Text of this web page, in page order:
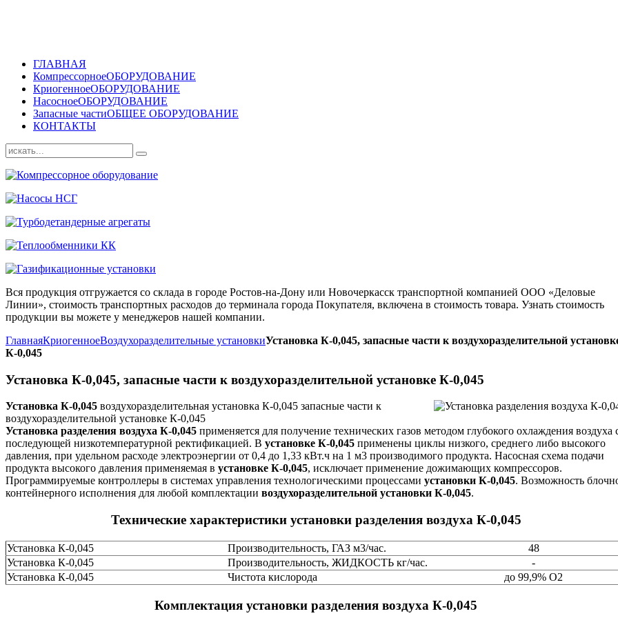
ГЛАВНАЯ
КомпрессорноеОБОРУДОВАНИЕ
КриогенноеОБОРУДОВАНИЕ
НасосноеОБОРУДОВАНИЕ
Запасные частиОБЩЕЕ ОБОРУДОВАНИЕ
КОНТАКТЫ
Вся продукция отгружается со склада в городе Ростов-на-Дону или Новочеркасск транспортной компанией ООО «Деловые
Линии», стоимость транспортных расходов до терминала города Покупателя, включена в стоимость товара. Узнать стоимость
продукции вы можете у менеджеров нашей компании.
ГлавнаяКриогенноеВоздухоразделительные установкиУстановка К-0,045, запасные части к воздухоразделительной
К-0,045
Установка К-0,045, запасные части к воздухоразделительной установке К-0,045
Установка К-0,045 воздухоразделительная установка К-0,045 запасные части к
воздухоразделительной установке К-0,045
Установка разделения воздуха К-0,045 применяется для получение технических газов методом глубокого охлаждения воздуха
последующей низкотемпературной ректификацией. В установке К-0,045 применены циклы низкого, среднего либо высокого
давления, при удельном расходе электроэнергии от 0,4 до 1,33 кВт.ч на 1 м3 производимого продукта. Насосная схема подачи
продукта высокого давления применяемая в установке К-0,045, исключает применение дожимающих компрессоров.
Программируемые контроллеры в системах управления технологическими процессами установки К-0,045. Возможность
контейнерного исполнения для любой комплектации воздухоразделительной установки К-0,045.
Технические характеристики установки разделения воздуха К-0,045
Установка К-0,045 Производительность, ГАЗ м3/час.
48
Установка К-0,045
Производительность, ЖИДКОСТЬ кг/час.
-
Установка К-0,045
Чистота кислорода до 99,9% О2
Комплектация установки разделения воздуха К-0,045